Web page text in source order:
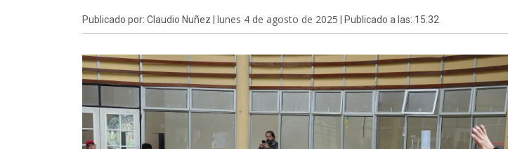
Publicado por: Claudio Nuñez | lunes 4 de agosto de 2025 | Publicado a las: 15:32